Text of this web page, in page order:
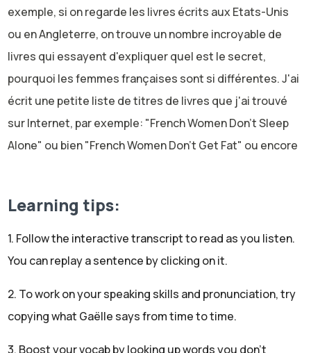
exemple, si on regarde les livres écrits aux Etats-Unis
ou en Angleterre, on trouve un nombre incroyable de
livres qui essayent d'expliquer quel est le secret,
pourquoi les femmes françaises sont si différentes. J'ai
écrit une petite liste de titres de livres que j'ai trouvé
sur Internet, par exemple: "French Women Don't Sleep
Alone" ou bien "French Women Don't Get Fat" ou encore
programme! Donc l'image des femmes françaises est
très discutée. On pense que c'est peut être un secret à
découvrir et on voit ça beaucoup dans les films, dans les
des étrangers. Dans les films américains, par exemple.
Donc, dans cet épisode, nous allons découper en deux
Learning tips:
1. Follow the interactive transcript to read as you listen.
You can replay a sentence by clicking on it.
2. To work on your speaking skills and pronunciation, try
copying what Gaëlle says from time to time.
3. Boost your vocab by looking up words you don't